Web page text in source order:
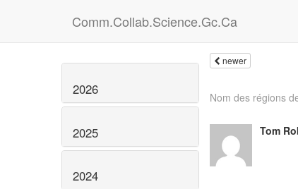
Comm.Collab.Science.Gc.Ca
2026
2025
2024
newer
Nom des régions
Tom